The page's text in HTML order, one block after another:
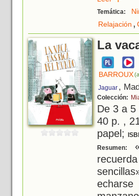
Temática:
Relajación ,
La
BARROUX
Jaguar ,
Colección:
De 3 a
40 p. ,
papel;
Resumen: